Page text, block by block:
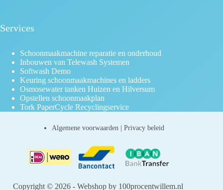
Services
Schoonmaakmachine reparatie en onderhoud
Inbouwen van Telewash Systemen
Softwash Demo
Keuring schoonmaakmachines en ladders
Osmosewater tanken Huizen en Hilversum
Opstellen schoonmaakplan
Tork PaperCycle Recyclingservice
Algemene voorwaarden |Privacy beleid
Copyright © 2026 - Webshop by 100procentwillem.nl